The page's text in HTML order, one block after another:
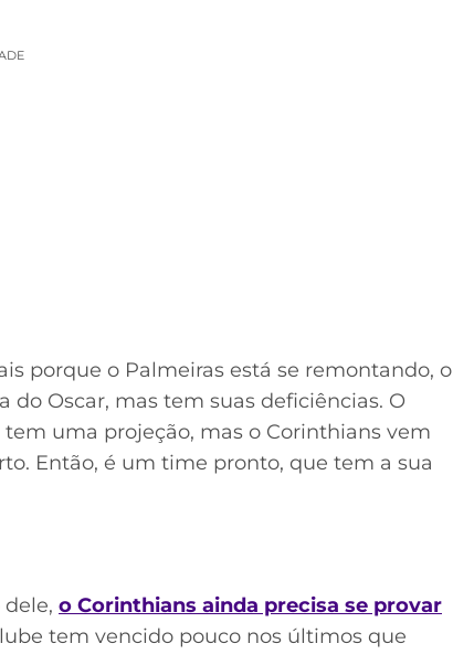
porque o Palmeiras está se remontando, o
Oscar, mas tem suas deficiências. O
uma projeção, mas o Corinthians vem
Então, é um time pronto, que tem a sua
o Corinthians ainda precisa se provar
tem vencido pouco nos últimos que